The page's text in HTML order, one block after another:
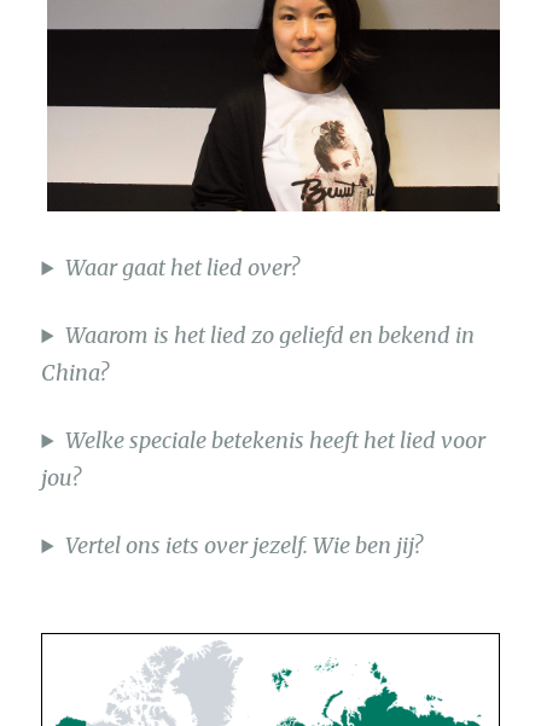
Waar gaat het lied over?
Waarom is het lied zo geliefd en bekend in
China?
Welke speciale betekenis heeft het lied voor
jou?
Vertel ons iets over jezelf. Wie ben jij?